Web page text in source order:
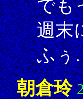
でも
週末
ふぅ
朝倉玲